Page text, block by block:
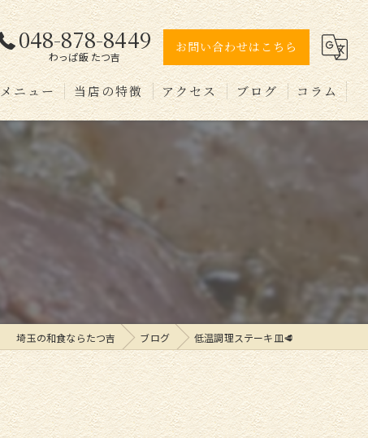
048-878-8449
わっぱ飯 たつ吉
お問い合わせはこちら
ニュー 当店の特徴
テイクアウト
アクセス ブログ コラム
埼玉の和食ならたつ吉 ブログ 低温調理ステーキ皿🥩